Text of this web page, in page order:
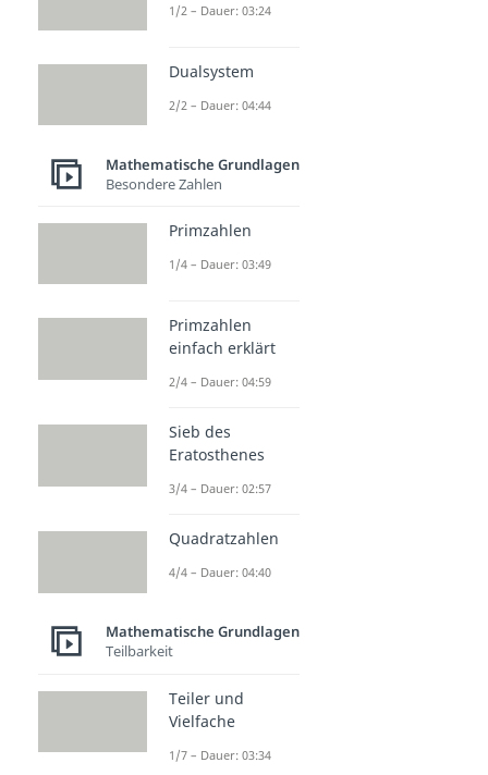
1/2 – Dauer: 03:24
Dualsystem
2/2 – Dauer: 04:44
Mathematische Grundlagen
Besondere Zahlen
Primzahlen
1/4 – Dauer: 03:49
Primzahlen
einfach erklärt
2/4 – Dauer: 04:59
Sieb des
Eratosthenes
3/4 – Dauer: 02:57
Quadratzahlen
4/4 – Dauer: 04:40
Mathematische Grundlagen
Teilbarkeit
Teiler und
Vielfache
1/7 – Dauer: 03:34